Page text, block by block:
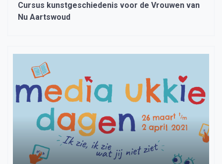
Cursus kunstgeschiedenis voor de Vrouwen van
Nu Aartswoud